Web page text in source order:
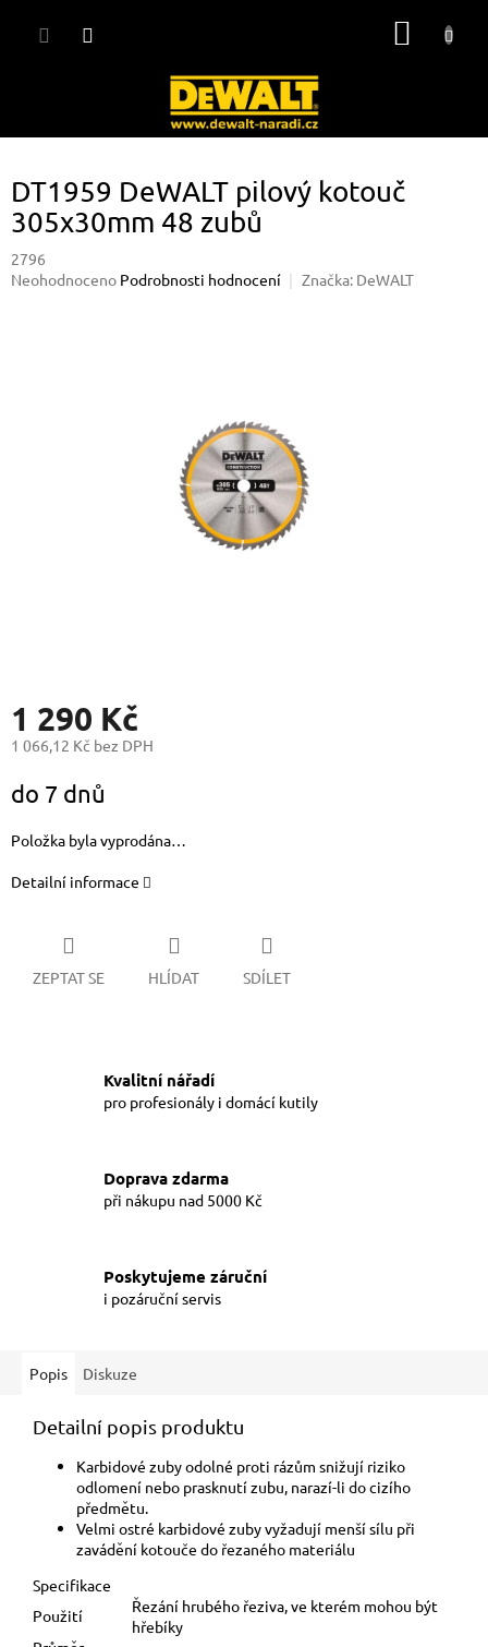
DT1959 DeWALT pilový kotouč
305x30mm 48 zubů
2796
Průměrné
Neohodnoceno Podrobnosti hodnocení Značka: DeWALT
1 290 Kč
1 066,12 Kč bez DPH
cena:
do 7 dnů
Položka byla vyprodána…
Detailní informace
ZEPTAT SE HLÍDAT SDÍLET
Kvalitní nářadí
pro profesionály i domácí kutily
Doprava zdarma
při nákupu nad 5000 Kč
Poskytujeme záruční
i pozáruční servis
Popis Diskuze
Detailní popis produktu
Karbidové zuby odolné proti rázům snižují riziko
odlomení nebo prasknutí zubu, narazí-li do cizího
předmětu.
Velmi ostré karbidové zuby vyžadují menší sílu při
zavádění kotouče do řezaného materiálu
Specifikace
Použití
Řezání hrubého řeziva, ve kterém mohou být
hřebíky